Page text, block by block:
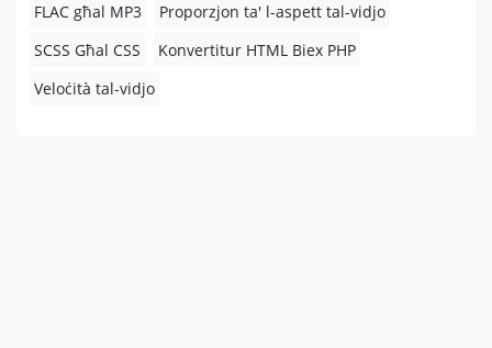
FLAC għal MP3
Proporzjon ta' l-aspett tal-vidjo
SCSS Għal CSS
Konvertitur HTML Biex PHP
Veloċità tal-vidjo